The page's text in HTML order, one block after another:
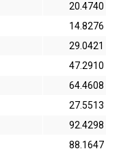
20.4740
14.8276
29.0421
47.2910
64.4608
27.5513
92.4298
88.1647